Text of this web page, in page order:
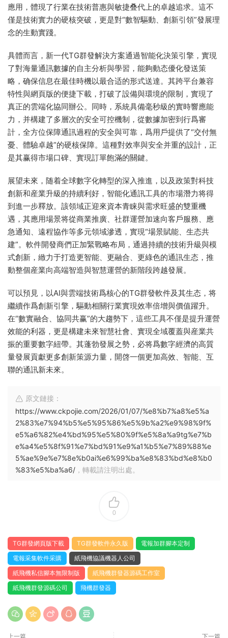
應用，體現了行業在技術普惠與敏捷叠代上的卓越追求。這不
僅是技術實力的硬核突破，更是對“數智驅動、創新引領”發展理
念的生動實踐。
具體而言，新一代TG群發解決方案通過智能化決策引擎，實現
了對海量通訊數據的自主分析與學習，能夠動态優化發送策
略，确保信息在最佳時機以最合适的形式送達。其跨平台兼容
特性與網頁版的便捷下載，打破了設備與環境的限制，實現了
真正的雲端化協同辦公。同時，系統具備毫秒級的實時響應能
力，并構建了多層次的安全可控機制，從數據加密到行爲審
計，全方位保障通訊過程的安全與可靠，爲用戶提供了“交付無
憂、體驗卓越”的硬核保障。這種對效率與安全并重的設計，正
是其赢得市場口碑、實現訂單飽滿的關鍵。
展望未來，随着全球數字化轉型的深入推進，以及政策對科技
創新和産業升級的持續利好，智能化通訊工具的市場潛力将得
到進一步釋放。該領域正迎來資本青睐與需求旺盛的雙重機
遇，其應用場景将從商業推廣、社群運營加速向客戶服務、應
急通知、遠程協作等多元領域滲透，實現“場景賦能、生态共
建”。軟件開發商們正加緊戰略布局，通過持續的技術升級與模
式創新，緻力于打造更智能、更融合、更綠色的通訊生态，推
動整個産業向高端智造與智慧運營的新階段跨越發展。
可以預見，以AI與雲端技術爲核心的TG群發軟件及其生态，将
繼續作爲創新引擎，驅動相關行業實現效率倍增與價值躍升。
在“數實融合、協同共赢”的大趨勢下，這些工具不僅是提升運營
效能的利器，更是構建未來智慧社會、實現全域覆蓋與産業共
振的重要數字紐帶。其蓬勃發展之勢，必将爲數字經濟的高質
量發展貢獻更多創新策源力量，開啓一個更加高效、智能、互
聯的通訊新未來。
原文鏈接：
https://www.ckpojie.com/2026/01/07/%e8%b7%a8%e5%a
2%83%e7%94%b5%e5%95%86%e5%9b%a2%e9%98%9f%
e5%a6%82%e4%bd%95%e5%80%9f%e5%8a%a9tg%e7%b
e%a4%e5%8f%91%e7%bd%91%e9%a1%b5%e7%89%88%e
5%ae%9e%e7%8e%b0ai%e6%99%ba%e8%83%bd%e8%b0
%83%e5%ba%a6/ ，轉載請注明出處。
0
TG群發網頁版下載 TG群發軟件永久版
電報加群腳本定制
電報采集軟件采購
紙飛機協議機器人公司
紙飛機私信腳本無限制版
紙飛機群發器源碼工作室
紙飛機群發源碼公司
飛機群發器
上一篇 下一篇